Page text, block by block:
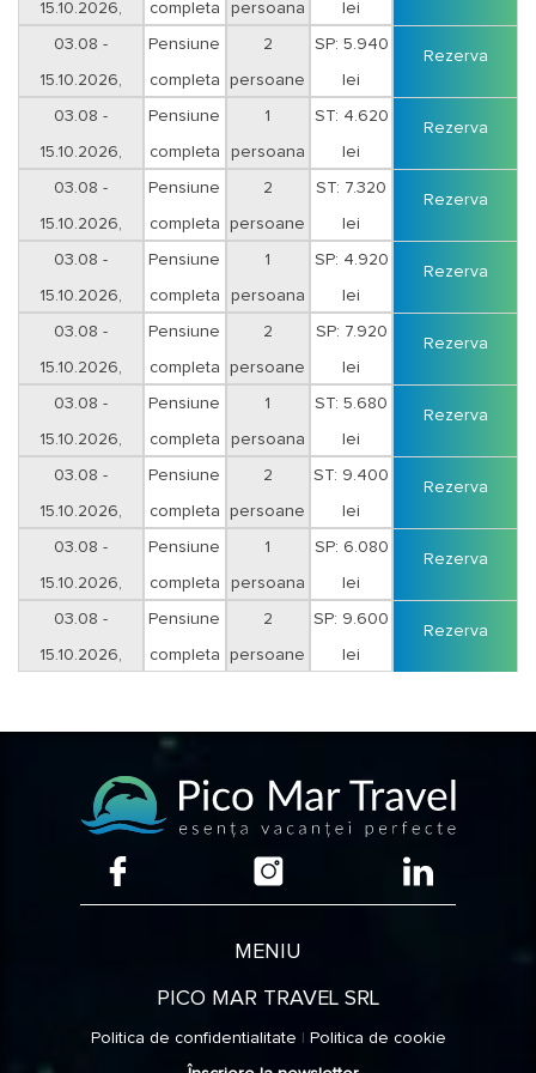
la ora 12.00.
avans 30% dupa
confirmarea rezervarii iardiferenta se va achita cel tarziu cu 15 zile
Plata serviciilor
se va efectua astfel:
- in cont cu foaie de varsamant la o filiala CEC Bank sau Unicredit Bank
15.10.2026,
sejur 9 nopti
completa persoana lei
03.08 -
15.10.2026,
sejur 9 nopti
Pensiune
completa
2
persoane
SP: 5.940
lei
Rezerva
03.08 -
15.10.2026,
sejur 12 nopti
Pensiune
completa
1
persoana
ST: 4.620
lei
Rezerva
03.08 -
15.10.2026,
sejur 12 nopti
Pensiune
completa
2
persoane
ST: 7.320
lei
Rezerva
03.08 -
15.10.2026,
sejur 12 nopti
Pensiune
completa
1
persoana
SP: 4.920
lei
Rezerva
03.08 -
15.10.2026,
sejur 12 nopti
Pensiune
completa
2
persoane
SP: 7.920
lei
Rezerva
03.08 -
15.10.2026,
sejur 16 nopti
Pensiune
completa
1
persoana
ST: 5.680
lei
Rezerva
03.08 -
15.10.2026,
sejur 16 nopti
Pensiune
completa
2
persoane
ST: 9.400
lei
Rezerva
03.08 -
15.10.2026,
sejur 16 nopti
Pensiune
completa
1
persoana
SP: 6.080
lei
Rezerva
03.08 -
15.10.2026,
Pensiune
completa
2
persoane
SP: 9.600
lei
Rezerva
MENIU
PICO MAR TRAVEL SRL
Politica de confidentialitate | Politica de cookie